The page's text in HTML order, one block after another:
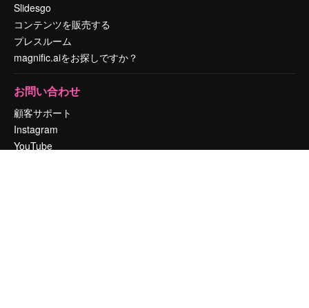
Slidesgo
コンテンツを販売する
プレスルーム
magnific.aiをお探しですか？
お問い合わせ
顧客サポート
Instagram
YouTube